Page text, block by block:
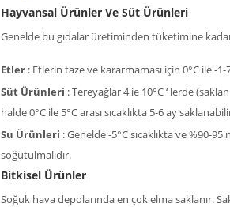
Hayvansal Ürünler Ve Süt Ürünleri
Genelde bu gıdalar üretiminden tüketimine
Etler : Etlerin taze ve kararmaması için 0°C ile -
Süt Ürünleri : Tereyağlar 4 ie 10°C ‘ lerde
halde 0°C ile 5°C arası sıcaklıkta 5-6 ay
Su Ürünleri : Genelde -5°C sıcaklıkta ve %90-
soğutulmalıdır.
Bitkisel Ürünler
Soğuk hava depolarında en çok elma saklanır.